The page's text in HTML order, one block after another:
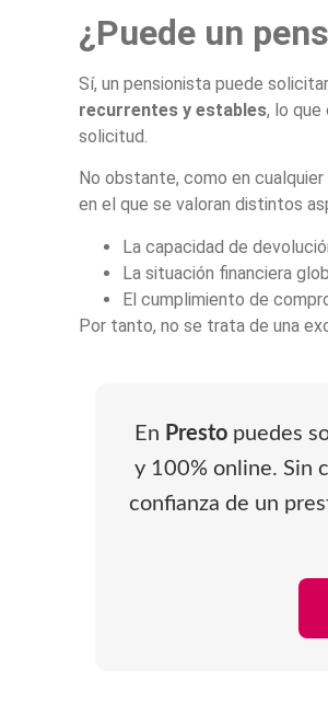
¿Puede un
Sí, un pensionista puede
recurrentes y estables, lo que
solicitud.
No obstante, como en
en el que se valoran distintos
La capacidad de
La situación financiera
El cumplimiento de
Por tanto, no se trata de una
En Presto puedes
y 100% online. Sin
confianza de un